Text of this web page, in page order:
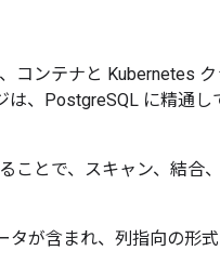
コンテナと Kubernetes
は、PostgreSQL に精通し
ことで、スキャン、結合
タが含まれ、列指向の形